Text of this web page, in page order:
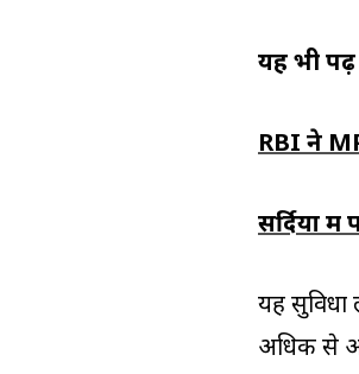
यह भी पढ़ें
RBI ने
सर्दियों में
यह सुविधा
अधिक से